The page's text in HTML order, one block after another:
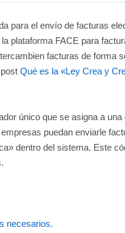
para el envío de facturas
plataforma FACE para
facturas de forma
Qué es la «Ley Crea y
único que se asigna a
puedan enviarle
dentro del sistema. Este
necesarios.